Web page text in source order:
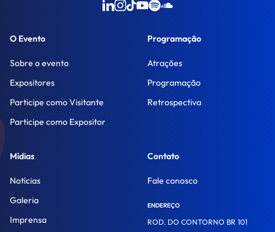
O Evento
Sobre o evento
Expositores
Participe como Visitante
Participe como Expositor
Programação
Atrações
Programação
Retrospectiva
Mídias
Notícias
Galeria
Imprensa
Contato
Fale conosco
ENDEREÇO
ROD. DO CONTORNO BR 101